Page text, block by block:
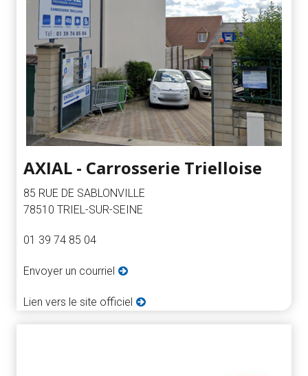
AXIAL - Carrosserie Trielloise
85 RUE DE SABLONVILLE
78510 TRIEL-SUR-SEINE
01 39 74 85 04
Envoyer un courriel
Lien vers le site officiel